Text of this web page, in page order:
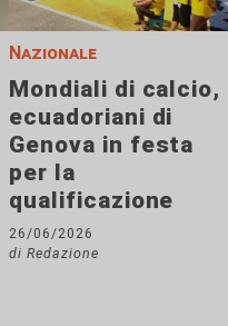
Nazionale
Mondiali di calcio,
ecuadoriani di
Genova in festa
per la
qualificazione
26/06/2026
di Redazione